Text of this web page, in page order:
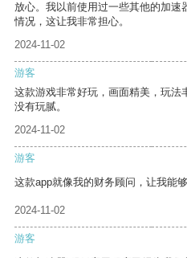
放心。我以前使用过一些其他的加速
情况，这让我非常担心。
2024-11-02
游客
这款游戏非常好玩，画面精美，玩法
没有玩腻。
2024-11-02
游客
这款app就像我的财务顾问，让我能够
2024-11-02
游客